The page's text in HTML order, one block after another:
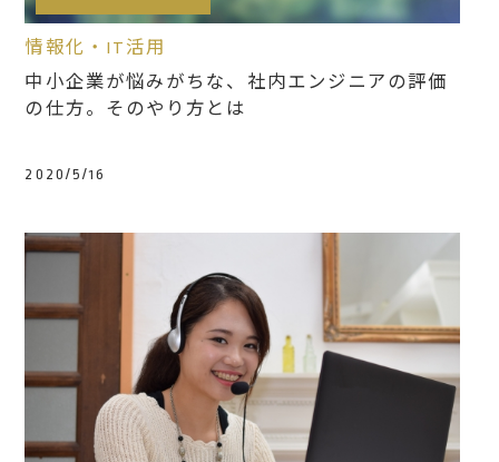
情報化・IT活用
中小企業が悩みがちな、社内エンジニアの評価
の仕方。そのやり方とは
2020/5/16